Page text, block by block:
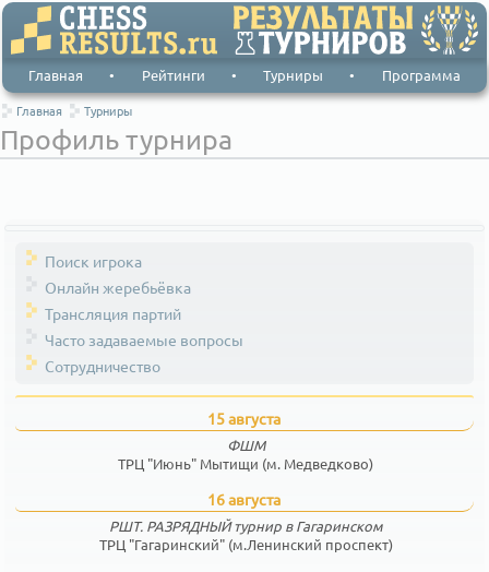
Главная • Рейтинги • Турниры • Программа
Главная Турниры
Профиль турнира
Поиск игрока
Онлайн жеребьёвка
Трансляция партий
Часто задаваемые вопросы
Сотрудничество
15 августа
ФШМ
ТРЦ "Июнь" Мытищи (м. Медведково)
16 августа
РШТ. РАЗРЯДНЫЙ турнир в Гагаринском
ТРЦ "Гагаринский" (м.Ленинский проспект)